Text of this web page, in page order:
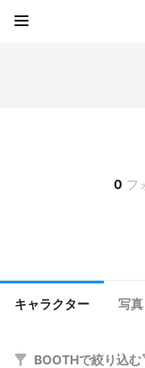
0 フ
キャラクター 写
BOOTHで絞り込む